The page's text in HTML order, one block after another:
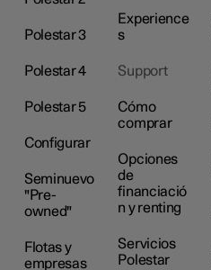
Polestar 3
Polestar 4
Polestar 5
Configurar
Seminuevo
"Pre-
owned"
Flotas y
empresas
Experience
s
Support
Cómo
comprar
Opciones
de
financiació
n y renting
Servicios
Polestar